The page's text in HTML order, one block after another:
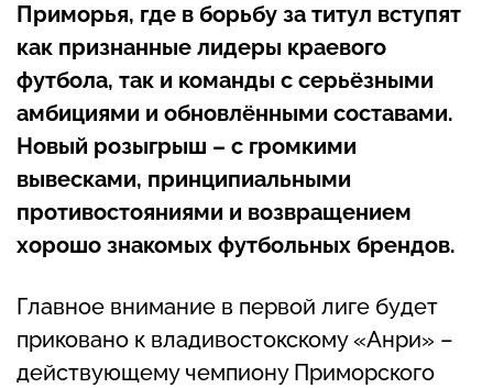
Приморья, где в борьбу за титул вступят
как признанные лидеры краевого
футбола, так и команды с серьёзными
амбициями и обновлёнными составами.
Новый розыгрыш – с громкими
вывесками, принципиальными
противостояниями и возвращением
хорошо знакомых футбольных брендов.
Главное внимание в первой лиге будет
приковано к владивостокскому «Анри» –
действующему чемпиону Приморского